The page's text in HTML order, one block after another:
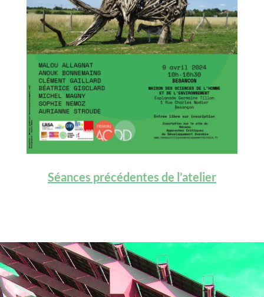
Séances précédentes de l’atelier